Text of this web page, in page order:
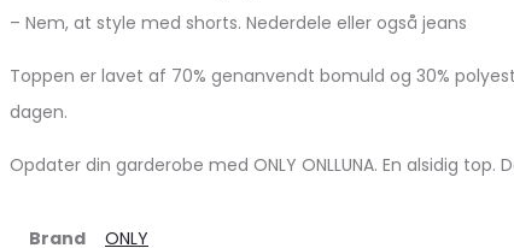
– Nem, at style med shorts. Nederdele eller også jeans
Toppen er lavet af 70% genanvendt bomuld og 30%
dagen.
Opdater din garderobe med ONLY ONLLUNA. En alsidig
Brand ONLY